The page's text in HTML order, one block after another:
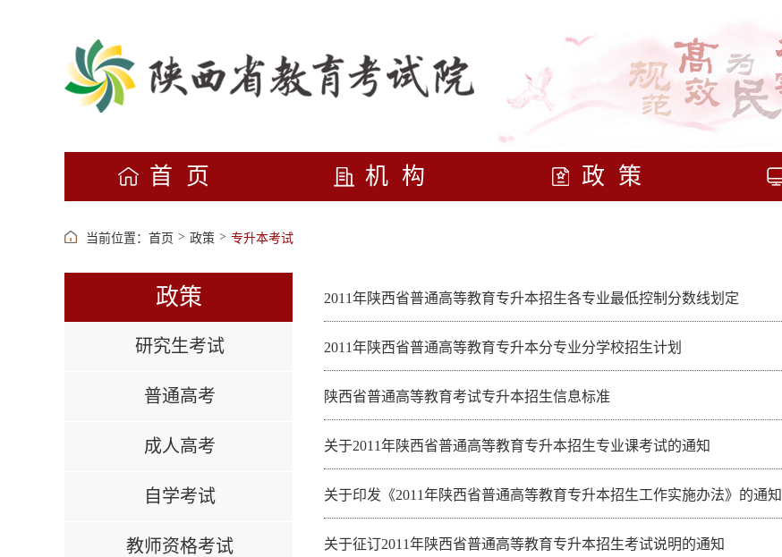
首页 机构 政策
当前位置： 首页 > 政策 > 专升本考试
政策
研究生考试
普通高考
成人高考
自学考试
教师资格考试
2011年陕西省普通高等教育专升本招生各专业最低控制分数线划定
2011年陕西省普通高等教育专升本分专业分学校招生计划
陕西省普通高等教育考试专升本招生信息标准
关于2011年陕西省普通高等教育专升本招生专业课考试的通知
关于印发《2011年陕西省普通高等教育专升本招生工作实施办法》的通知
关于征订2011年陕西省普通高等教育专升本招生考试说明的通知